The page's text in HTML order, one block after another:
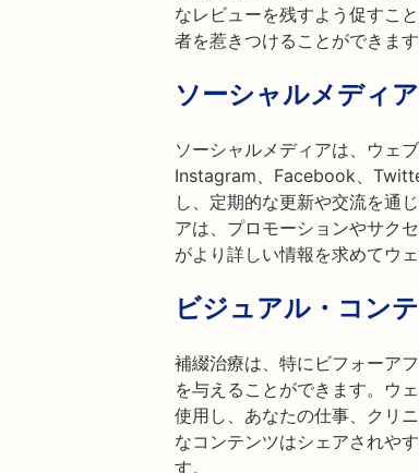
なレビューを残すよう促すこ
者を惹きつけることができます
ソーシャルメディ
ソーシャルメディアは、ウェ
Instagram、Facebook、
し、定期的な更新や交流を通
アは、プロモーションやサク
がより詳しい情報を求めてウ
ビジュアル・コン
補綴治療は、特にビフォーア
を与えることができます。ウ
使用し、あなたの仕事、クリ
なコンテンツはシェアされや
す。